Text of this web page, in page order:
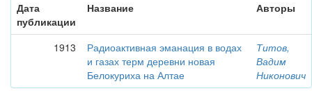
Дата
публикации
Название Авторы
1913
Радиоактивная эманация в водах
и газах терм деревни новая
Белокуриха на Алтае
Титов,
Вадим
Никонович